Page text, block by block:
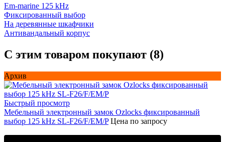
Em-marine 125 kHz
Фиксированный выбор
На деревянные шкафчики
Антивандальный корпус
С этим товаром покупают (8)
Архив
Быстрый просмотр
Мебельный электронный замок Ozlocks фиксированный
выбор 125 kHz SL-F26/F/EM/P Цена по запросу